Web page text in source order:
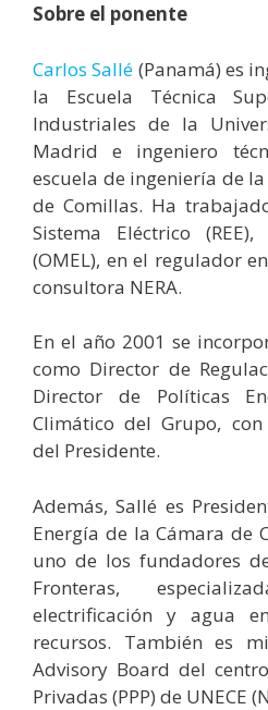
Sobre el ponente
Carlos Sallé (Panamá) es
la Escuela Técnica
Industriales de la
Madrid e ingeniero
escuela de ingeniería de
de Comillas. Ha
Sistema Eléctrico
(OMEL), en el regulador
consultora NERA.
En el año 2001 se
como Director de
Director de Políticas
Climático del Grupo,
del Presidente.
Además, Sallé es
Energía de la Cámara de
uno de los fundadores
Fronteras,
electrificación y agua
recursos. También es
Advisory Board del
Privadas (PPP) de UNECE